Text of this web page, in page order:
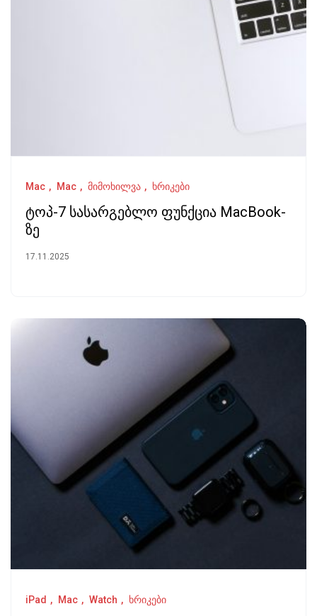
Mac Mac მიმოხილვა ხრიკები
ტოპ-7 სასარგებლო ფუნქცია MacBook-
ზე
17.11.2025
iPad Mac Watch ხრიკები